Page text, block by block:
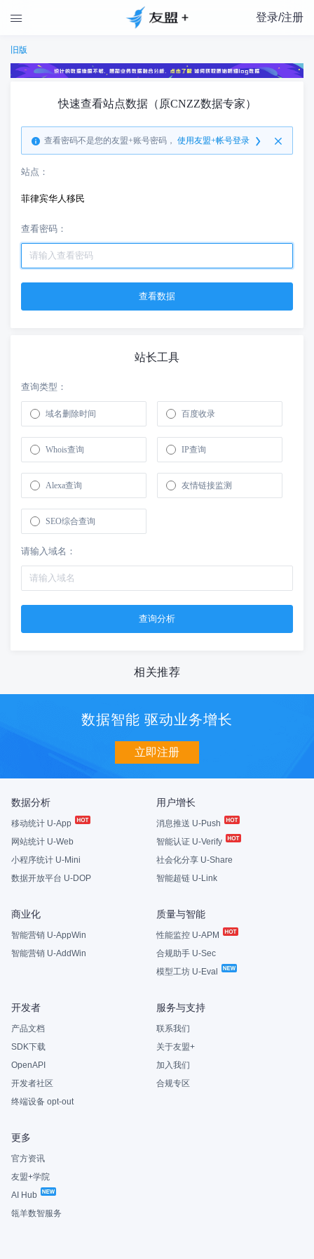
 登录/注册
旧版
快速查看站点数据（原CNZZ数据专家）
查看密码不是您的友盟+账号密码， 使用友盟+帐号登录
站点：
菲律宾华人移民
查看密码：
站长工具
查询类型：
域名删除时间 百度收录
Whois查询 IP查询
Alexa查询 友情链接监测
SEO综合查询
请输入域名：
相关推荐
数据智能 驱动业务增长
立即注册
数据分析
移动统计 U-App
网站统计 U-Web
小程序统计 U-Mini
数据开放平台 U-DOP
用户增长
消息推送 U-Push
智能认证 U-Verify
社会化分享 U-Share
智能超链 U-Link
商业化
智能营销 U-AppWin
智能营销 U-AddWin
质量与智能
性能监控 U-APM
合规助手 U-Sec
模型工坊 U-Eval
开发者
产品文档
SDK下载
OpenAPI
开发者社区
终端设备 opt-out
服务与支持
联系我们
关于友盟+
加入我们
合规专区
更多
官方资讯
友盟+学院
AI Hub
瓴羊数智服务